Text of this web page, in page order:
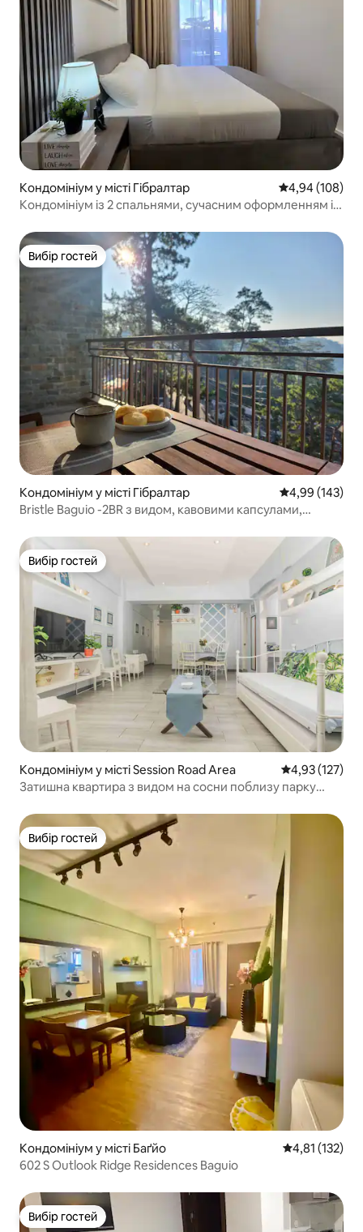
Кондомініум у місті Гібралтар Середня
4,94 (108)
Кондомініум із 2 спальнями, сучасним оформленням і
Вибір гостей
Вибір гостей
Кондомініум у місті Гібралтар Середня
4,99 (143)
Bristle Baguio -2BR з видом, кавовими капсулами,
Вибір гостей
Вибір гостей
Кондомініум у місті Session Road Area Середня
4,93 (127)
Затишна квартира з видом на сосни поблизу парку
Вибір гостей
Вибір гостей
Кондомініум у місті Баґйо Середня
4,81 (132)
602 S Outlook Ridge Residences Baguio
Вибір гостей
Вибір гостей